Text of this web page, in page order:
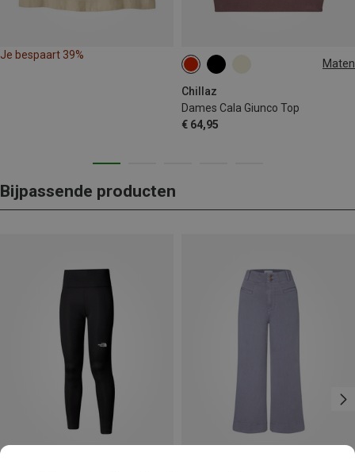
Je bespaart 39%
Maten
Chillaz
Dames Cala Giunco Top
€ 64,95
L|M
Bijpassende producten